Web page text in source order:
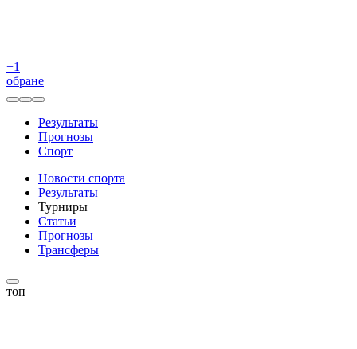
+1
обране
Результаты
Прогнозы
Спорт
Новости спорта
Результаты
Турниры
Статьи
Прогнозы
Трансферы
топ